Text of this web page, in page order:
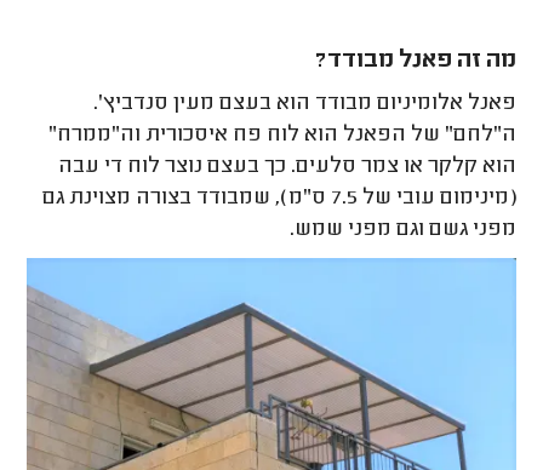
מה זה פאנל מבודד?
פאנל אלומיניום מבודד הוא בעצם מעין סנדביץ'.
ה"לחם" של הפאנל הוא לוח פח איסכורית וה"ממרח"
הוא קלקר או צמר סלעים. כך בעצם נוצר לוח די עבה
(מינימום עובי של 7.5 ס"מ), שמבודד בצורה מצוינת גם
מפני גשם וגם מפני שמש.